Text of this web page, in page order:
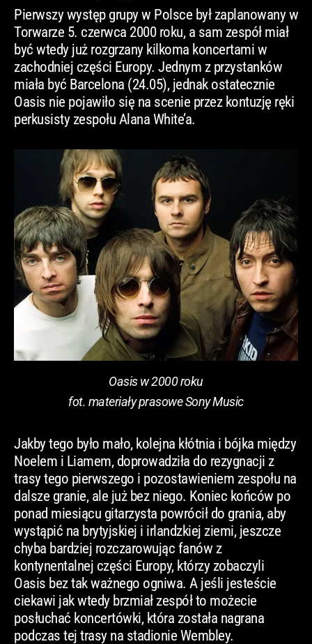
Pierwszy występ grupy w Polsce był zaplanowany w
Torwarze 5. czerwca 2000 roku, a sam zespół miał
być wtedy już rozgrzany kilkoma koncertami w
zachodniej części Europy. Jednym z przystanków
miała być Barcelona (24.05), jednak ostatecznie
Oasis nie pojawiło się na scenie przez kontuzję ręki
perkusisty zespołu Alana White’a.
Oasis w 2000 roku
fot. materiały prasowe Sony Music
Jakby tego było mało, kolejna kłótnia i bójka między
Noelem i Liamem, doprowadziła do rezygnacji z
trasy tego pierwszego i pozostawieniem zespołu na
dalsze granie, ale już bez niego. Koniec końców po
ponad miesiącu gitarzysta powrócił do grania, aby
wystąpić na brytyjskiej i irlandzkiej ziemi, jeszcze
chyba bardziej rozczarowując fanów z
kontynentalnej części Europy, którzy zobaczyli
Oasis bez tak ważnego ogniwa. A jeśli jesteście
ciekawi jak wtedy brzmiał zespół to możecie
posłuchać koncertówki, która została nagrana
podczas tej trasy na stadionie Wembley.